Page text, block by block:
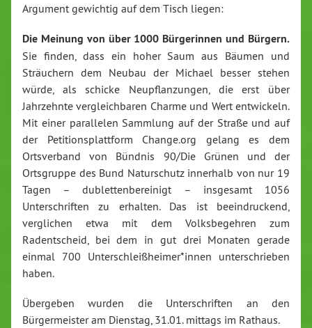
Argument gewichtig auf dem Tisch liegen:
Die Meinung von über 1000 Bürgerinnen und Bürgern.
Sie finden, dass ein hoher Saum aus Bäumen und
Sträuchern dem Neubau der Michael besser stehen
würde, als schicke Neupflanzungen, die erst über
Jahrzehnte vergleichbaren Charme und Wert entwickeln.
Mit einer parallelen Sammlung auf der Straße und auf
der Petitionsplattform Change.org gelang es dem
Ortsverband von Bündnis 90/Die Grünen und der
Ortsgruppe des Bund Naturschutz innerhalb von nur 19
Tagen – dublettenbereinigt – insgesamt 1056
Unterschriften zu erhalten. Das ist beeindruckend,
verglichen etwa mit dem Volksbegehren zum
Radentscheid, bei dem in gut drei Monaten gerade
einmal 700 Unterschleißheimer*innen unterschrieben
haben.
Übergeben wurden die Unterschriften an den
Bürgermeister am Dienstag, 31.01. mittags im Rathaus.